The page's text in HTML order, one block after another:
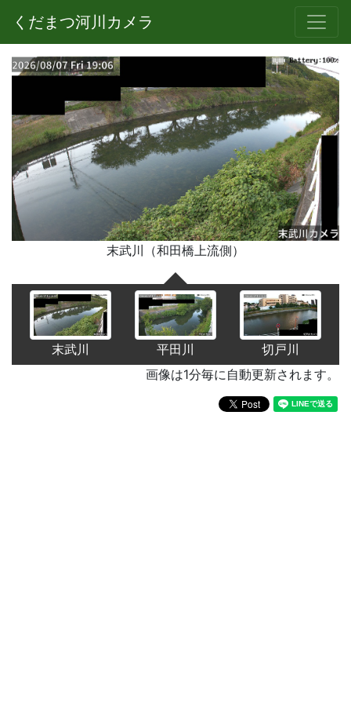
くだまつ河川カメラ
末武川（和田橋上流側）
末武川 平田川
切戸川
画像は1分毎に自動更新されます。